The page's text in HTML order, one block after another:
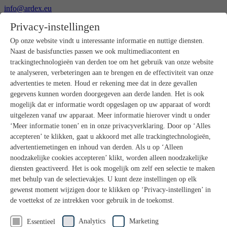
info@ardex.eu
Nederlands
Français
Producten
Productoverzicht
Ruwbouw
Dekvloeren
Voorbereiding ondergrond
Vloeregalisaties
Afdichtingen
Tegellijmen
Voegmortels
Voegen / Siliconen
Montagelijmen
Natuursteenprogramma
Vloerbedekkings- en parketlijmen
Wandegalesaties
Accessoires
PANDOMO®
Badkamerrenovatie met wedi
Privacy-instellingen
Op onze website vindt u interessante informatie en nuttige diensten.
Naast de basisfuncties passen we ook multimediacontent en
trackingtechnologieën van derden toe om het gebruik van onze website
te analyseren, verbeteringen aan te brengen en de effectiviteit van onze
advertenties te meten. Houd er rekening mee dat in deze gevallen
gegevens kunnen worden doorgegeven aan derde landen. Het is ook
mogelijk dat er informatie wordt opgeslagen op uw apparaat of wordt
uitgelezen vanaf uw apparaat. Meer informatie hierover vindt u onder
‘Meer informatie tonen’ en in onze privacyverklaring. Door op ‘Alles
accepteren’ te klikken, gaat u akkoord met alle trackingtechnologieën,
advertentiemetingen en inhoud van derden. Als u op ‘Alleen
noodzakelijke cookies accepteren’ klikt, worden alleen noodzakelijke
diensten geactiveerd. Het is ook mogelijk om zelf een selectie te maken
met behulp van de selectievakjes. U kunt deze instellingen op elk
gewenst moment wijzigen door te klikken op ‘Privacy-instellingen’ in
de voettekst of ze intrekken voor gebruik in de toekomst.
Essentieel Analytics Marketing